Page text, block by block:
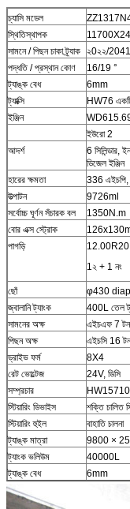
চ্যাসি মডেল
স্থিতিস্থাপক
সামনে / পিছন চাকা ট্র্যাক ২0২২/
পদ্ধতি / প্রস্থান কোণ
16/19 °
ট্যাঙ্ক বেধ
6mm
ট্যাক্সি
HW76 একটি
ইঞ্জিন
ইউরো 2
আদর্শ
6 সিলিন্ডার,
ডিজেল ইঞ্জিন
হারের ক্ষমতা
336
উত্পাটন
9726ml
সর্বোচ্চ ঘূর্ণন সঁচারক বল
1350N.m
বোর এক্স স্ট্রোক
পাগড়ি
12.00R20
1২ + 1 নং
ছোঁ
φ430
জ্বালানি ট্যাংক
400L তেল
সামনের অক্ষ
এইচএফ 7 টন
পিছন অক্ষ
এইচসি 16 টন
ড্রাইভ ফর্ম
8X4
রেট ভোল্টেজ
24V, ডিসি
সম্প্রচার
HW15710,
স্টিয়ারিং ডিভাইস
শক্তি চালিত
স্টিয়ারিং হুইল
বাহাতি চালনা
ট্যাঙ্ক মাত্রা
9800 ×
ট্যাংক ভলিউম
40000L
ট্যাঙ্ক বেধ
6mm